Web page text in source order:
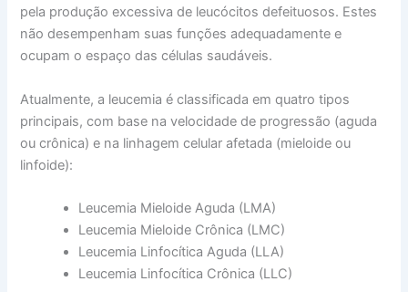
pela produção excessiva de leucócitos defeituosos. Estes
não desempenham suas funções adequadamente e
ocupam o espaço das células saudáveis.
Atualmente, a leucemia é classificada em quatro tipos
principais, com base na velocidade de progressão (aguda
ou crônica) e na linhagem celular afetada (mieloide ou
linfoide):
Leucemia Mieloide Aguda (LMA)
Leucemia Mieloide Crônica (LMC)
Leucemia Linfocítica Aguda (LLA)
Leucemia Linfocítica Crônica (LLC)